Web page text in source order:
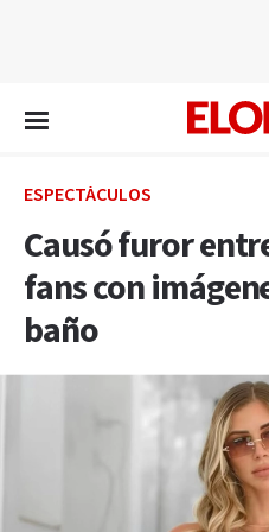
ESPECTÁCULOS
Causó furor
fans con
baño